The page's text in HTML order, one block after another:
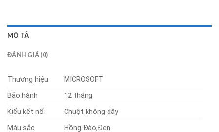
MÔ TẢ
ĐÁNH GIÁ (0)
Thương hiệu
MICROSOFT
Bảo hành
12 tháng
Kiểu kết nối
Chuột không dây
Màu sắc
Hồng Đào,Đen